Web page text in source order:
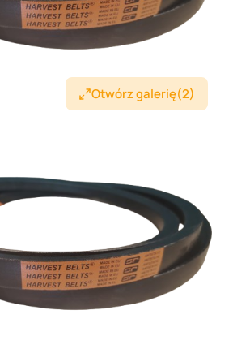
Otwórz galerię(2)